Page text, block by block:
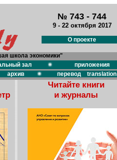
№ 743 - 744
9 - 22 октября 2017
О проекте
школа экономики"
зал
приложения
архив перевод translation
Читайте книги
и журналы